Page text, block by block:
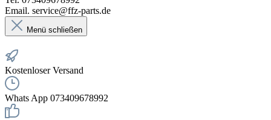
Email. service@ffz-parts.de
Menü schließen
Kostenloser Versand
Whats App 073409678992